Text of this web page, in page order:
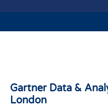
Gartner Data &
London